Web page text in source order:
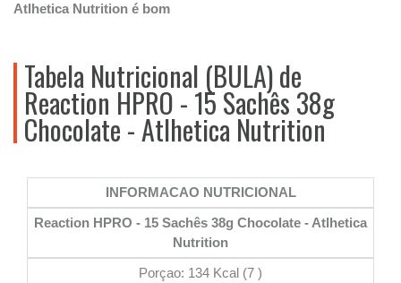
Atlhetica Nutrition é bom
Tabela Nutricional (BULA) de
Reaction HPRO - 15 Sachês 38g
Chocolate - Atlhetica Nutrition
INFORMACAO NUTRICIONAL
Reaction HPRO - 15 Sachês 38g Chocolate - Atlhetica
Nutrition
Porçao: 134 Kcal (7 )